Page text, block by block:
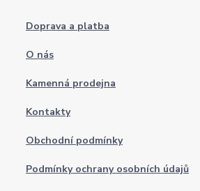
Doprava a platba
O nás
Kamenná prodejna
Kontakty
Obchodní podmínky
Podmínky ochrany osobních údajů